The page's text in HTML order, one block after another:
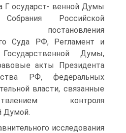
Г осударст- венной Думы
Собрания Российской
постановления
Суда РФ, Регламент и
Государственной Думы,
акты Президента
РФ, федеральных
власти, связанные
контроля
Думой.
исследования